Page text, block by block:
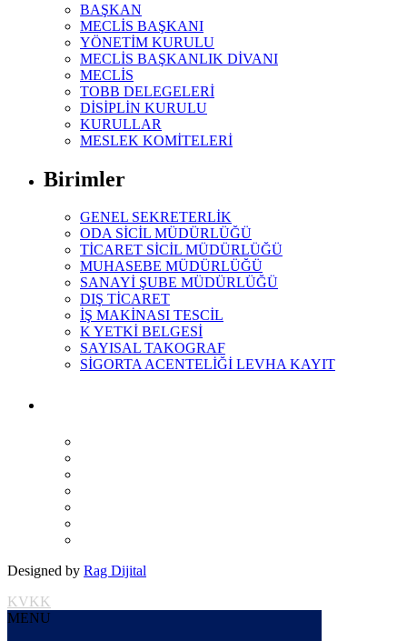
BAŞKAN
MECLİS BAŞKANI
YÖNETİM KURULU
MECLİS BAŞKANLIK DİVANI
MECLİS
TOBB DELEGELERİ
DİSİPLİN KURULU
KURULLAR
MESLEK KOMİTELERİ
Birimler
GENEL SEKRETERLİK
ODA SİCİL MÜDÜRLÜĞÜ
TİCARET SİCİL MÜDÜRLÜĞÜ
MUHASEBE MÜDÜRLÜĞÜ
SANAYİ ŞUBE MÜDÜRLÜĞÜ
DIŞ TİCARET
İŞ MAKİNASI TESCİL
K YETKİ BELGESİ
SAYISAL TAKOGRAF
SİGORTA ACENTELİĞİ LEVHA KAYIT
Designed by Rag Dijital
KVKK
MENU